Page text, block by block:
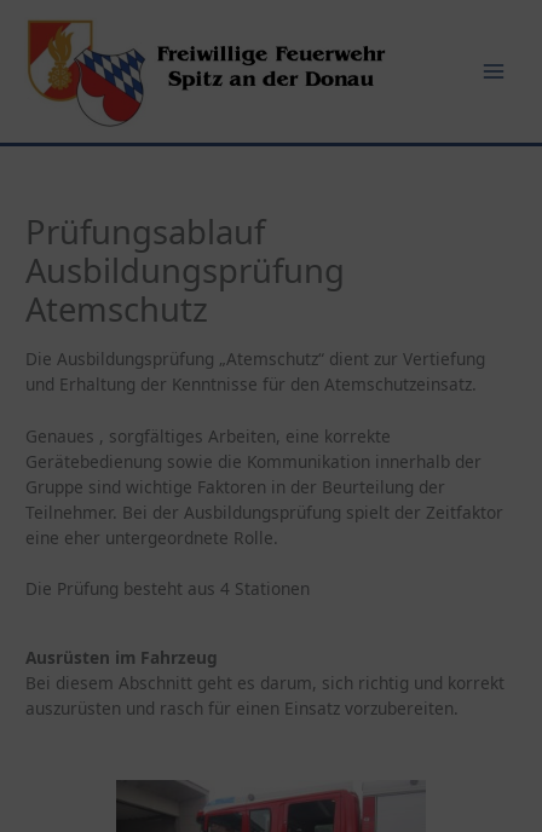
springen
Prüfungsablauf
Ausbildungsprüfung
Atemschutz
Die Ausbildungsprüfung „Atemschutz“ dient zur Vertiefung
und Erhaltung der Kenntnisse für den Atemschutzeinsatz.
Genaues , sorgfältiges Arbeiten, eine korrekte
Gerätebedienung sowie die Kommunikation innerhalb der
Gruppe sind wichtige Faktoren in der Beurteilung der
Teilnehmer. Bei der Ausbildungsprüfung spielt der Zeitfaktor
eine eher untergeordnete Rolle.
Die Prüfung besteht aus 4 Stationen
Ausrüsten im Fahrzeug
Bei diesem Abschnitt geht es darum, sich richtig und korrekt
auszurüsten und rasch für einen Einsatz vorzubereiten.